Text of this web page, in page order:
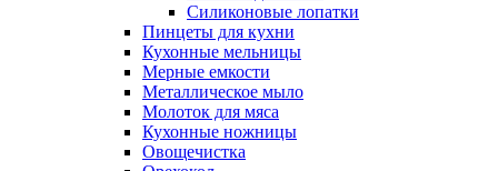
Силиконовые лопатки
Пинцеты для кухни
Кухонные мельницы
Мерные емкости
Металлическое мыло
Молоток для мяса
Кухонные ножницы
Овощечистка